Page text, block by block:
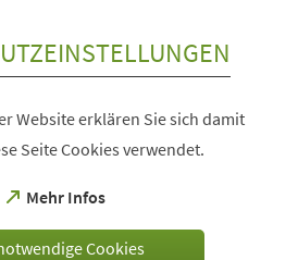
Website erklären Sie sich damit
Seite Cookies verwendet.
Mehr Infos
(Öffnet
einem
Cookies